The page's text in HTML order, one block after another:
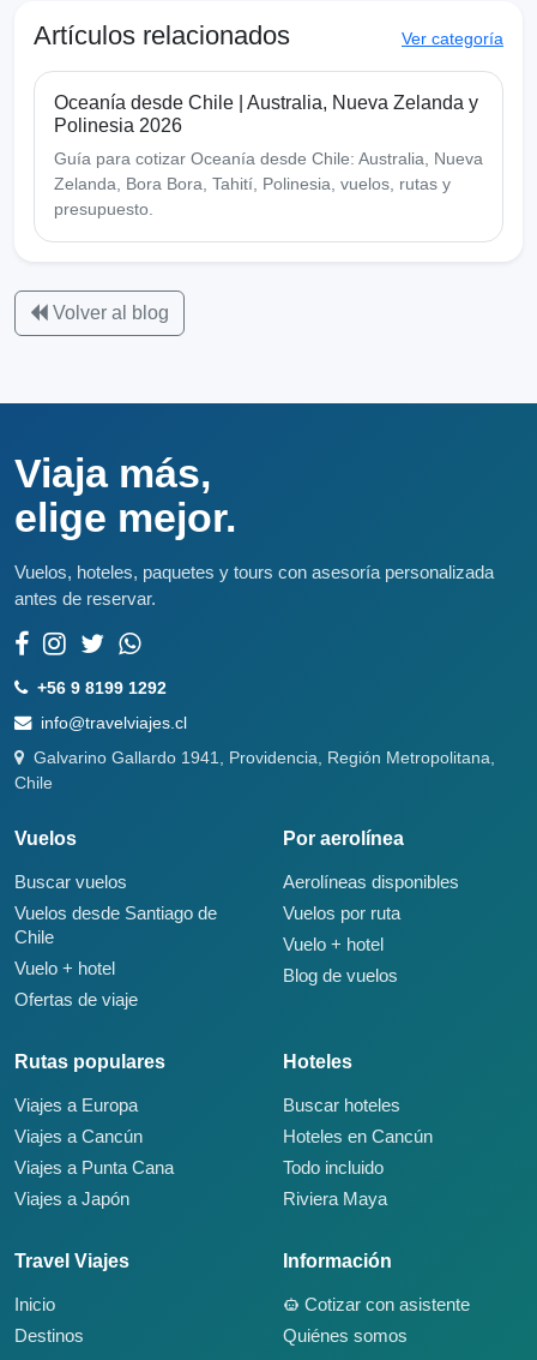
Artículos relacionados Ver categoría
Oceanía desde Chile | Australia, Nueva Zelanda y
Polinesia 2026
Guía para cotizar Oceanía desde Chile: Australia, Nueva
Zelanda, Bora Bora, Tahití, Polinesia, vuelos, rutas y
presupuesto.
Volver al blog
Viaja más,
elige mejor.
Vuelos, hoteles, paquetes y tours con asesoría personalizada
antes de reservar.
+56 9 8199 1292
info@travelviajes.cl
Galvarino Gallardo 1941, Providencia, Región Metropolitana,
Chile
Vuelos
Buscar vuelos
Vuelos desde Santiago de
Chile
Vuelo + hotel
Ofertas de viaje
Por aerolínea
Aerolíneas disponibles
Vuelos por ruta
Vuelo + hotel
Blog de vuelos
Rutas populares
Viajes a Europa
Viajes a Cancún
Viajes a Punta Cana
Viajes a Japón
Hoteles
Buscar hoteles
Hoteles en Cancún
Todo incluido
Riviera Maya
Travel Viajes
Inicio
Destinos
Información
Cotizar con asistente
Quiénes somos